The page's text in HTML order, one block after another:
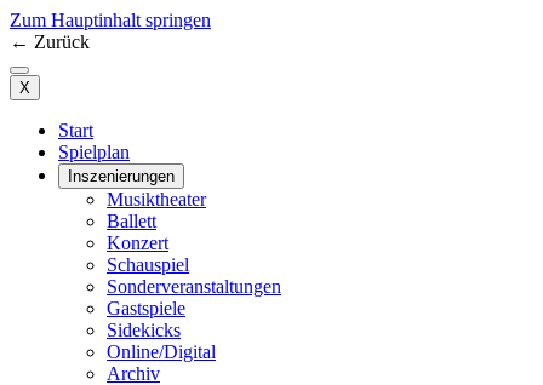
Zum Hauptinhalt springen
← Zurück
X
Start
Spielplan
Inszenierungen
Musiktheater
Ballett
Konzert
Schauspiel
Sonderveranstaltungen
Gastspiele
Sidekicks
Online/Digital
Archiv